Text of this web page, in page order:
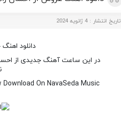
تاریخ انتشار : 4 ژانویه 2024
دانلود
در این ساعت آهنگ جدیدی از
On NavaSeda Music